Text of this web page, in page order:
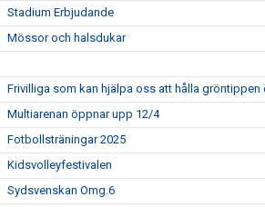
Stadium Erbjudande
Mössor och halsdukar
Frivilliga som kan hjälpa oss att hålla gröntippen
Multiarenan öppnar upp 12/4
Fotbollsträningar 2025
Kidsvolleyfestivalen
Sydsvenskan Omg.6